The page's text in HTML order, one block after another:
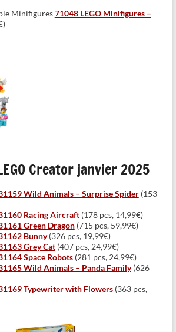
Minifigures71048 LEGO Minifigures –
Creator janvier 2025
Wild Animals – Surprise Spider(153
Racing Aircraft(178 pcs, 14,99€)
Green Dragon(715 pcs, 59,99€)
Bunny(326 pcs, 19,99€)
Grey Cat(407 pcs, 24,99€)
Space Robots(281 pcs, 24,99€)
Wild Animals – Panda Family(626
Typewriter with Flowers(363 pcs,